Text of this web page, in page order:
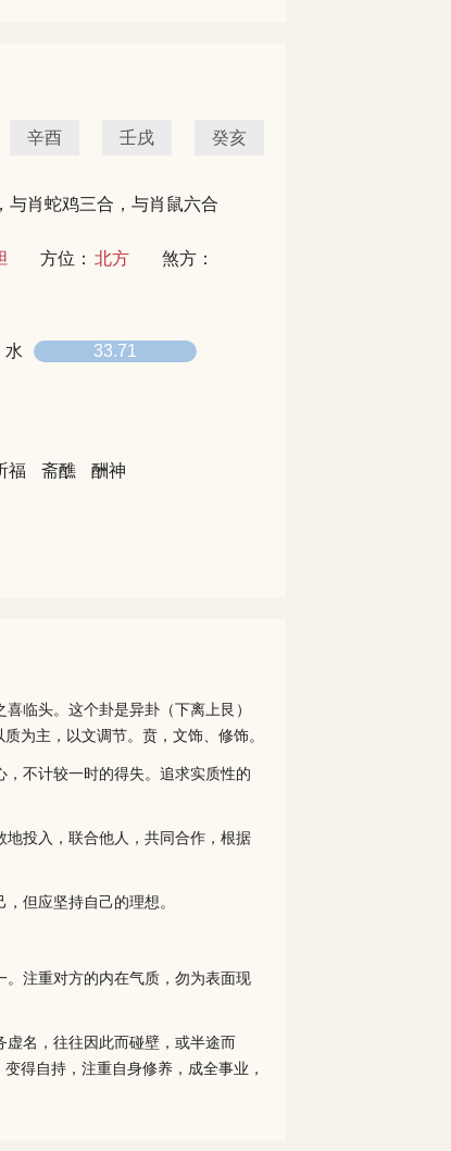
辛酉 壬戌 癸亥
与肖蛇鸡三合，与肖鼠六合
方位： 北方
煞方：
水 33.71
福 斋醮 酬神
临头。这个卦是异卦（下离上艮）
为主，以文调节。贲，文饰、修饰。
，不计较一时的得失。追求实质性的
地投入，联合他人，共同合作，根据
但应坚持自己的理想。
。注重对方的内在气质，勿为表面现
虚名，往往因此而碰壁，或半途而
得自持，注重自身修养，成全事业，